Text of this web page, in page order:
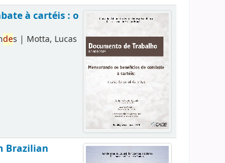
à cartéis : o
des | Motta, Lucas
Brazilian